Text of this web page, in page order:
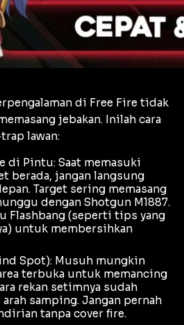
di Free Fire tidak
jebakan. Inilah cara
lawan:
di Pintu: Saat memasuki
berada, jangan langsung
Target sering memasang
dengan Shotgun M1887.
Flashbang (seperti tips yang
untuk membersihkan
Spot): Musuh mungkin
terbuka untuk memancing
rekan setimnya sudah
samping. Jangan pernah
tanpa cover fire.